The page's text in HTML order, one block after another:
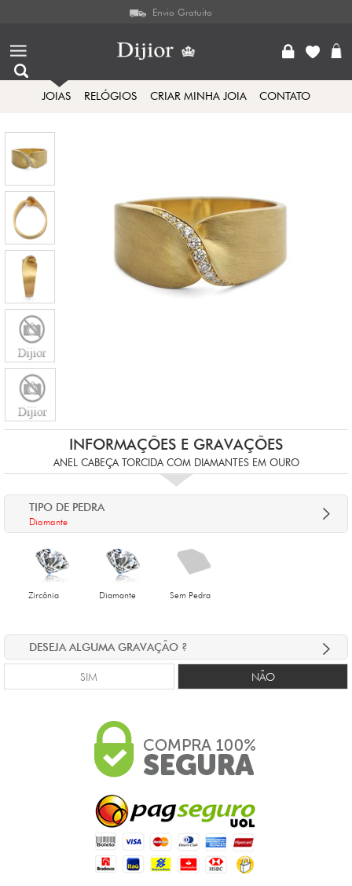
Envio Gratuito
JOIAS RELÓGIOS CRIAR MINHA JOIA CONTATO
INFORMAÇÕES E GRAVAÇÕES
ANEL CABEÇA TORCIDA COM DIAMANTES EM OURO
TIPO DE PEDRA
Diamante
Zircônia Diamante Sem Pedra
DESEJA ALGUMA GRAVAÇÃO ?
SIM NÃO